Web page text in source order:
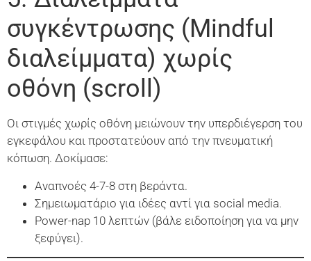
συγκέντρωσης (Mindful
διαλείμματα) χωρίς
οθόνη (scroll)
Οι στιγμές χωρίς οθόνη μειώνουν την υπερδιέγερση του
εγκεφάλου και προστατεύουν από την πνευματική
κόπωση. Δοκίμασε:
Αναπνοές 4-7-8 στη βεράντα.
Σημειωματάριο για ιδέες αντί για social media.
Power-nap 10 λεπτών (βάλε ειδοποίηση για να μην
ξεφύγει).